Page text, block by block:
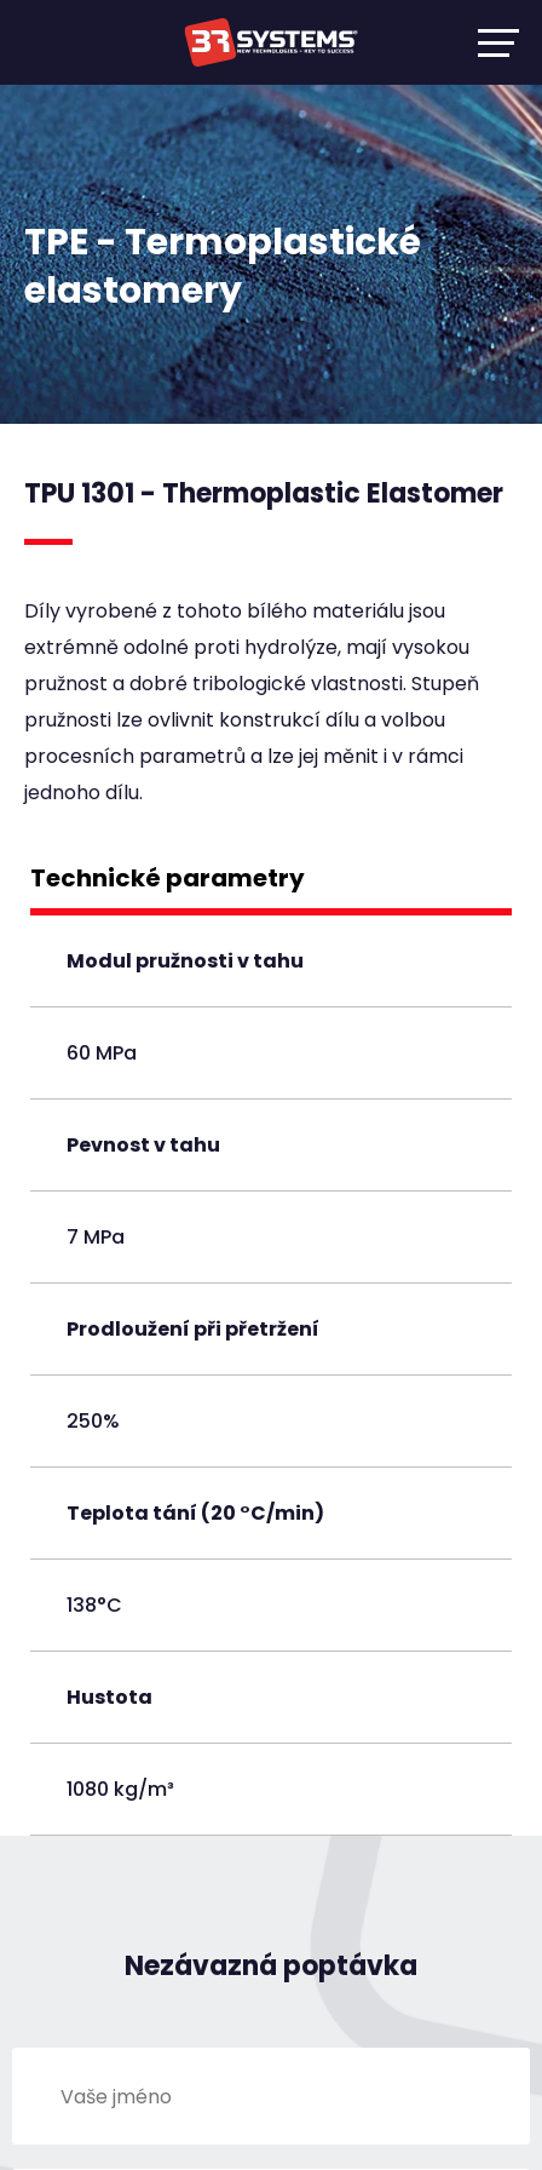
TPE - Termoplastické
elastomery
TPU 1301 - Thermoplastic Elastomer
Díly vyrobené z tohoto bílého materiálu jsou
extrémně odolné proti hydrolýze, mají vysokou
pružnost a dobré tribologické vlastnosti. Stupeň
pružnosti lze ovlivnit konstrukcí dílu a volbou
procesních parametrů a lze jej měnit i v rámci
jednoho dílu.
Technické parametry
Modul pružnosti v tahu
60 MPa
Pevnost v tahu
7 MPa
Prodloužení při přetržení
250%
Teplota tání (20 °C/min)
138°C
Hustota
1080 kg/m³
Nezávazná poptávka